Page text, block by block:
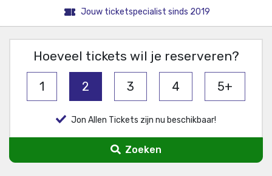
Jouw ticketspecialist sinds 2019
Hoeveel tickets wil je reserveren?
1 2 3 4 5+
Jon Allen Tickets zijn nu beschikbaar!
Zoeken